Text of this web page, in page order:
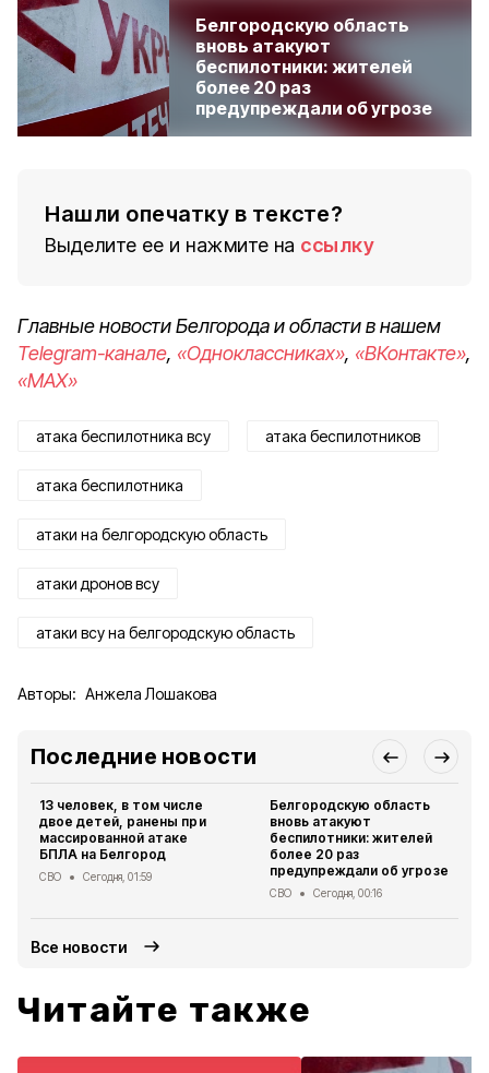
Белгородскую область
вновь атакуют
беспилотники: жителей
более 20 раз
предупреждали об угрозе
Нашли опечатку в тексте?
Выделите ее и нажмите на ссылку
Главные новости Белгорода и области в нашем
Telegram-канале, «Одноклассниках», «ВКонтакте»,
«MAX»
атака беспилотника всу атака беспилотников
атака беспилотника
атаки на белгородскую область
атаки дронов всу
атаки всу на белгородскую область
Авторы: Анжела Лошакова
Последние новости
13 человек, в том числе
двое детей, ранены при
массированной атаке
БПЛА на Белгород
СВО Сегодня, 01:59
Белгородскую область
вновь атакуют
беспилотники: жителей
более 20 раз
предупреждали об угрозе
СВО Сегодня, 00:16
Все новости
Читайте также